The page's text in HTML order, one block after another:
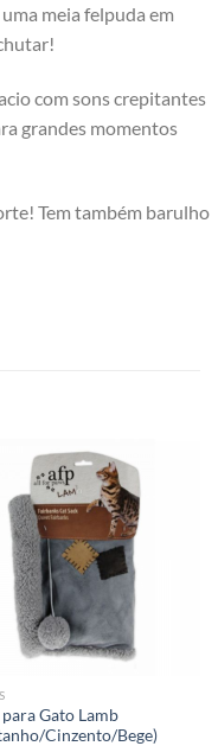
meia felpuda em
com sons crepitantes
grandes momentos
Tem também barulho
para Gato Lamb
Cinzento/Bege)